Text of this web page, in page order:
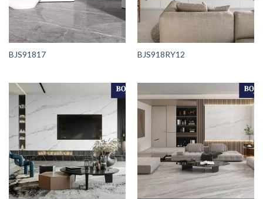
BJS91817 BJS918RY12